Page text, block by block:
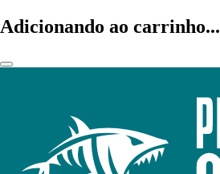
Adicionando ao carrinho...